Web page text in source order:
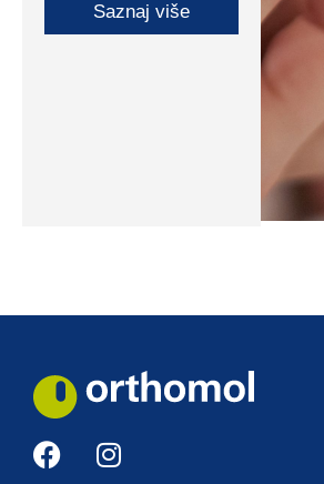
Saznaj više